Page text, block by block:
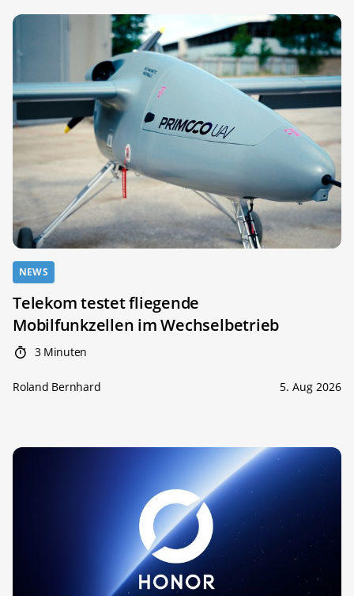
NEWS
Telekom testet fliegende
Mobilfunkzellen im Wechselbetrieb
3 Minuten
Roland Bernhard 5. Aug 2026